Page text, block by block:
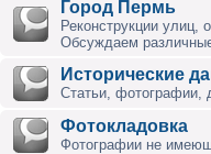
Город Пермь
Реконструкции улиц,
Обсуждаем
Исторические
Статьи, фотографии,
Фотокладовка
Фотографии не